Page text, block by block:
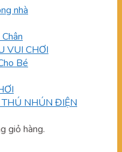
giỏ hàng.
nhà
VUI CHƠI
Bé
NHÚN ĐIỆN